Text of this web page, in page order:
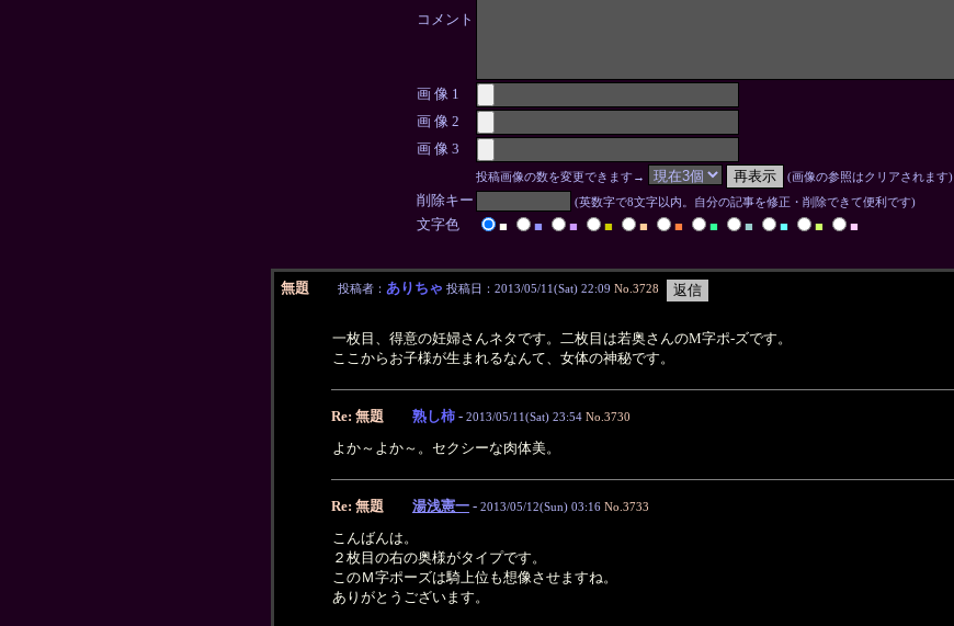
コメント
画 像 1
画 像 2
画 像 3
投稿画像の数を変更できます→ (画像の参照はクリアされます)
削除キー (英数字で8文字以内。自分の記事を修正・削除できて便利です)
文字色 ■ ■ ■ ■ ■ ■ ■ ■ ■ ■ ■
無題 投稿者： ありちゃ 投稿日：2013/05/11(Sat) 22:09 No.3728
一枚目、得意の妊婦さんネタです。二枚目は若奥さんのM字ポ-ズです。
ここからお子様が生まれるなんて、女体の神秘です。
Re: 無題 熟し柿 - 2013/05/11(Sat) 23:54 No.3730
よか～よか～。セクシーな肉体美。
Re: 無題 湯浅憲一 - 2013/05/12(Sun) 03:16 No.3733
こんばんは。
２枚目の右の奥様がタイプです。
このＭ字ポーズは騎上位も想像させますね。
ありがとうございます。